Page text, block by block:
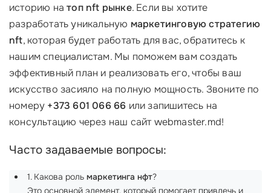
историю натоп nft рынке. Если вы хотите
разработать уникальную маркетинговую стратегию
nft, которая будет работать для вас, обратитесь к
нашим специалистам. Мы поможем вам создать
эффективный план и реализовать его, чтобы ваш
искусство засияло на полную мощность. Звоните по
номеру +373 601 066 66 или запишитесь на
консультацию через наш сайт webmaster.md!
Часто задаваемые вопросы:
1. Какова роль маркетинга нфт?
Это основной элемент, который помогает привлечь и